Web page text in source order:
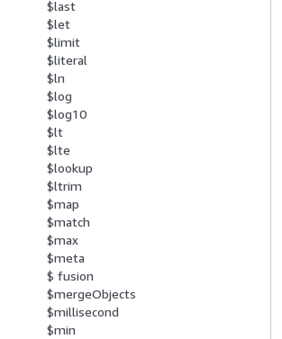
$last
$let
$limit
$literal
$ln
$log
$log10
$lt
$lte
$lookup
$ltrim
$map
$match
$max
$meta
$ fusion
$mergeObjects
$millisecond
$min